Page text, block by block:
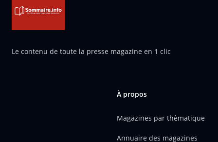
Le contenu de toute la presse magazine en 1 clic
À propos
Magazines par thèmatique
Annuaire des magazines